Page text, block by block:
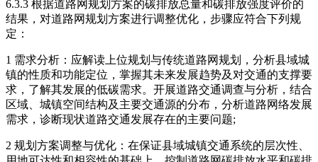
6.3.3 根据道路网规划方案的碳排放总量和碳排放强度评价的
结果，对道路网规划方案进行调整优化，步骤应符合下列规
定：
1 需求分析：应解读上位规划与传统道路网规划，分析县域城
镇的性质和功能定位，掌握其未来发展趋势及对交通的支撑要
求，了解其发展的低碳需求。开展道路交通调查与分析，结合
区域、城镇空间结构及主要交通源的分布，分析道路网络发展
需求，诊断现状道路交通发展存在的主要问题;
2 规划方案调整与优化：在保证县域城镇交通系统的层次性、